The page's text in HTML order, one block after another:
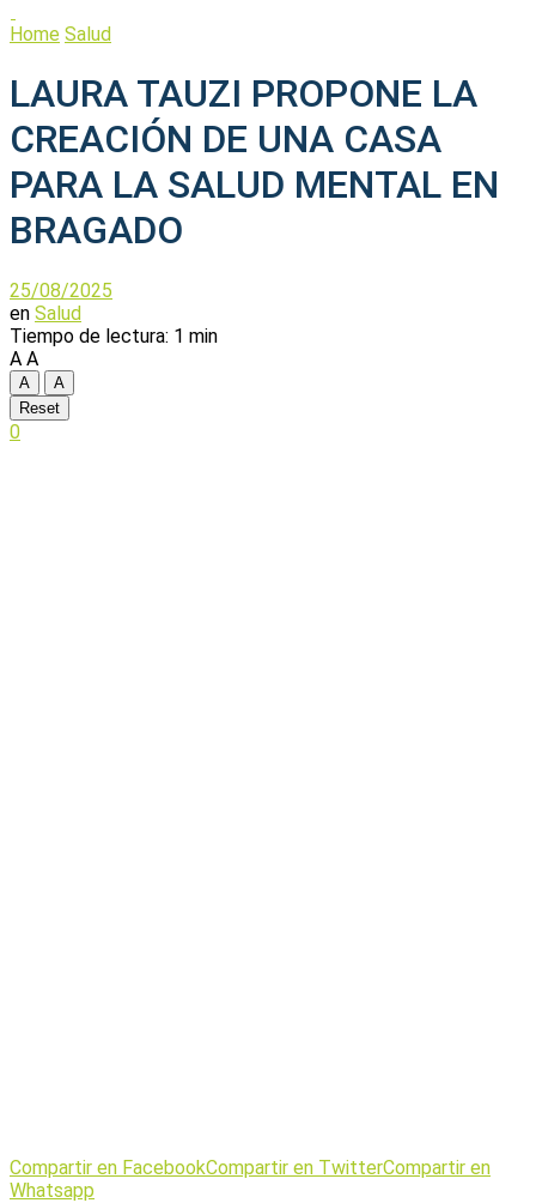
Home Salud
LAURA TAUZI PROPONE LA
CREACIÓN DE UNA CASA
PARA LA SALUD MENTAL EN
BRAGADO
25/08/2025
en Salud
Tiempo de lectura: 1 min
A A
A
A
Reset
0
Compartir en FacebookCompartir en TwitterCompartir en
Whatsapp